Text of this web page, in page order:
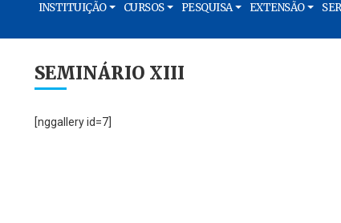
INSTITUIÇÃO CURSOS PESQUISA EXTENSÃO
SEMINÁRIO XIII
[nggallery id=7]